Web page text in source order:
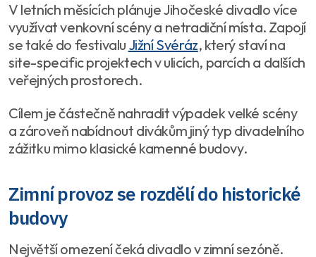
V letních měsících plánuje Jihočeské divadlo více
využívat venkovní scény a netradiční místa. Zapojí
se také do festivalu Jižní Svéráz, který staví na
site-specific projektech v ulicích, parcích a dalších
veřejných prostorech.
Cílem je částečně nahradit výpadek velké scény
a zároveň nabídnout divákům jiný typ divadelního
zážitku mimo klasické kamenné budovy.
Zimní provoz se rozdělí do historické
budovy
Největší omezení čeká divadlo v zimní sezóně.